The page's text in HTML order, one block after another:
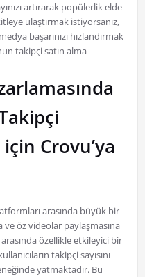
artırarak popülerlik elde
ulaştırmak istiyorsanız,
başarınızı hızlandırmak
takipçi satın alma
için Crovu’ya
arasında büyük bir
ve öz videolar paylaşmasına
özellikle etkileyici bir
takipçi sayısını
yatmaktadır. Bu